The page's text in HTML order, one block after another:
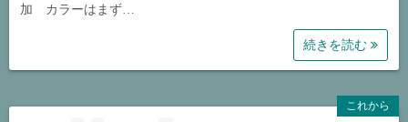
加 カラーはまず…
続きを読む
これから